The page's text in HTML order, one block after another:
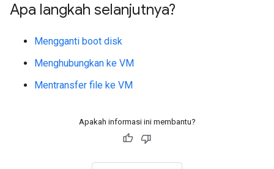
Apa langkah selanjutnya?
Mengganti boot disk
Menghubungkan ke VM
Mentransfer file ke VM
Apakah informasi ini membantu?